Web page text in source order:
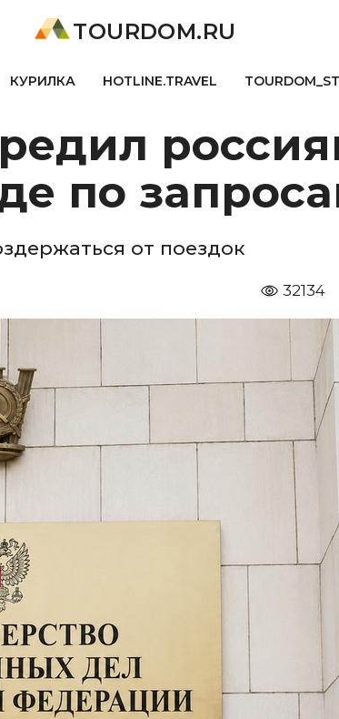
TOURDOM.RU
КУРИЛКА HOTLINE.TRAVEL
по
от поездок
32134